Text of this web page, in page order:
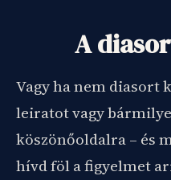
A
Vagy ha nem diasort
leiratot vagy
köszönőoldalra – és
hívd föl a figyelmet